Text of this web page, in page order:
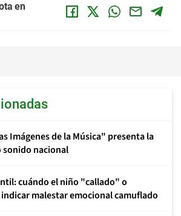
en
Imágenes de la Música" presenta la
sonido nacional
cuándo el niño "callado" o
malestar emocional camuflado